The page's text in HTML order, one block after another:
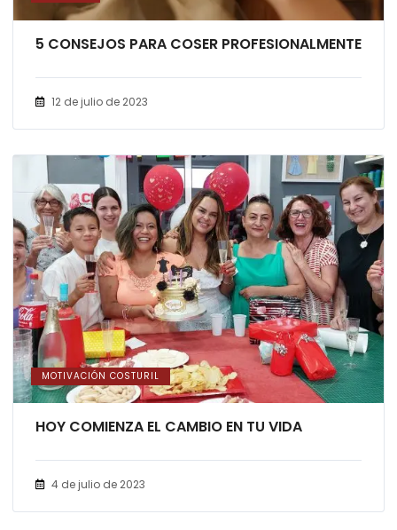
5 CONSEJOS PARA COSER PROFESIONALMENTE
12 de julio de 2023
MOTIVACIÓN COSTURIL
HOY COMIENZA EL CAMBIO EN TU VIDA
4 de julio de 2023